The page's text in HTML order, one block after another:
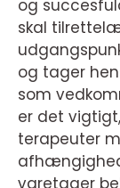
og
skal
og tager
som
er det
terapeuter
varetager